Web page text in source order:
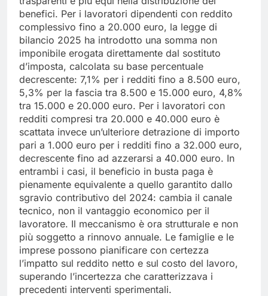
benefici. Per i lavoratori dipendenti con reddito
complessivo fino a 20.000 euro, la legge di
bilancio 2025 ha introdotto una somma non
imponibile erogata direttamente dal sostituto
d’imposta, calcolata su base percentuale
decrescente: 7,1% per i redditi fino a 8.500 euro,
5,3% per la fascia tra 8.500 e 15.000 euro, 4,8%
tra 15.000 e 20.000 euro. Per i lavoratori con
redditi compresi tra 20.000 e 40.000 euro è
scattata invece un’ulteriore detrazione di importo
pari a 1.000 euro per i redditi fino a 32.000 euro,
decrescente fino ad azzerarsi a 40.000 euro. In
entrambi i casi, il beneficio in busta paga è
pienamente equivalente a quello garantito dallo
sgravio contributivo del 2024: cambia il canale
tecnico, non il vantaggio economico per il
lavoratore. Il meccanismo è ora strutturale e non
più soggetto a rinnovo annuale. Le famiglie e le
imprese possono pianificare con certezza
l’impatto sul reddito netto e sul costo del lavoro,
superando l’incertezza che caratterizzava i
precedenti interventi sperimentali.